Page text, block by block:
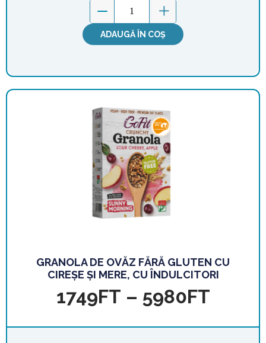
ADAUGĂ ÎN COȘ
GRANOLA DE OVĂZ FĂRĂ GLUTEN CU
CIREȘE ȘI MERE, CU ÎNDULCITORI
1749FT – 5980FT